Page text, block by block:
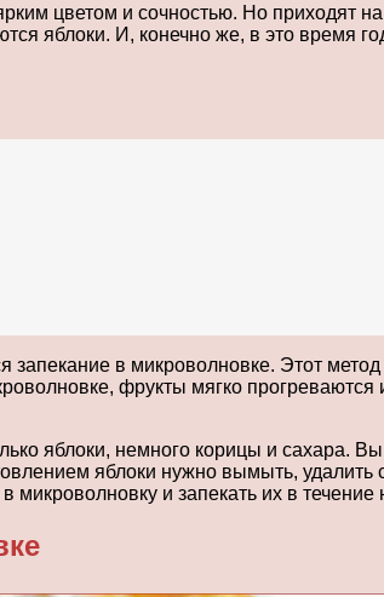
цветом и сочностью. Но приходят
яблоки. И, конечно же, в это время
в микроволновке. Этот
фрукты мягко
яблоки, немного корицы и сахара.
яблоки нужно вымыть, удалить
и запекать их в течение